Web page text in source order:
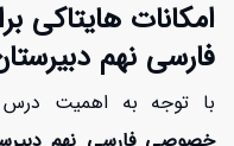
امکانات
فارسی نهم
با توجه به اهمیت